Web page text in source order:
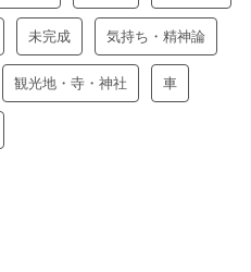
未完成 気持ち・精神論
観光地・寺・神社 車